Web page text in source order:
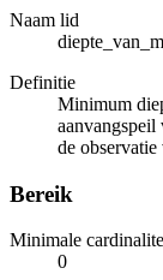
Naam lid
diepte_van_m
Definitie
Minimum
aanvangspeil
de observatie
Bereik
Minimale
0